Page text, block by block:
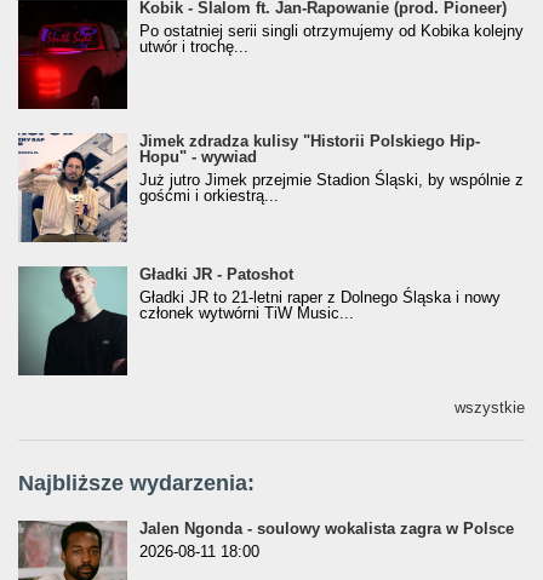
Kobik - Slalom ft. Jan-Rapowanie (prod. Pioneer)
[Official Music Visualiser]
Kobik - Slalom ft. Jan-Rapowanie (prod. Pioneer)
Po ostatniej serii singli otrzymujemy od Kobika kolejny
utwór i trochę...
Jimek zdradza kulisy "Historii Polskiego Hip-
Hopu" - wywiad
Jimek zdradza kulisy "Historii Polskiego Hip-
Hopu" - wywiad
Już jutro Jimek przejmie Stadion Śląski, by wspólnie z
gośćmi i orkiestrą...
Gładki JR - Patoshot
Gładki JR - Patoshot
Gładki JR to 21-letni raper z Dolnego Śląska i nowy
członek wytwórni TiW Music...
wszystkie
Najbliższe wydarzenia:
Jalen Ngonda - soulowy wokalista zagra w Polsce
2026-08-11 18:00